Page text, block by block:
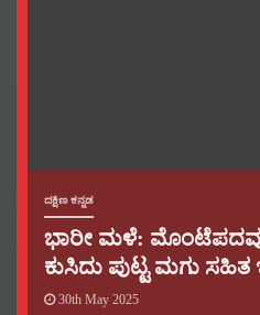
ದಕ್ಷಿಣ ಕನ್ನಡ
ಭಾರೀ ಮಳೆ:
ಕುಸಿದು ಪುಟ್ಟ ಮಗು ಸಹಿತ
30th May 2025